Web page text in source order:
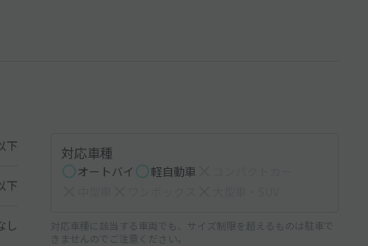
下
下
し
対応車種
オートバイ 軽自動車
対応車種に該当する車両でも、サイズ制限を超えるものは駐車で
きませんのでご注意ください。